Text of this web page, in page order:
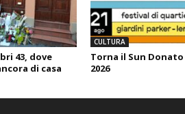
43, dove
di casa
CULTURA
Torna il Sun
2026